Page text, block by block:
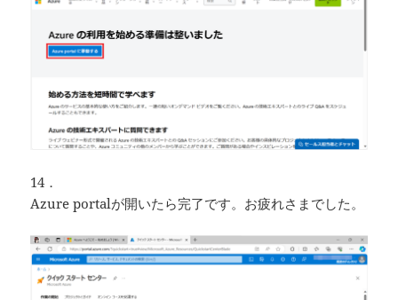
14．
Azure portalが開いたら完了です。お疲れさまでした。